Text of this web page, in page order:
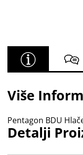
Više
Pentagon BDU
Detalji